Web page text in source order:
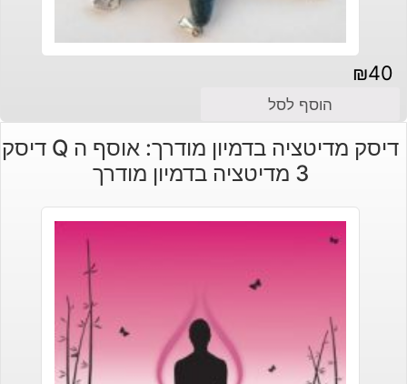
₪40
הוסף לסל
דיסק מדיטציה בדמיון מודרך: אוסף ה Q דיסק
3 מדיטציה בדמיון מודרך